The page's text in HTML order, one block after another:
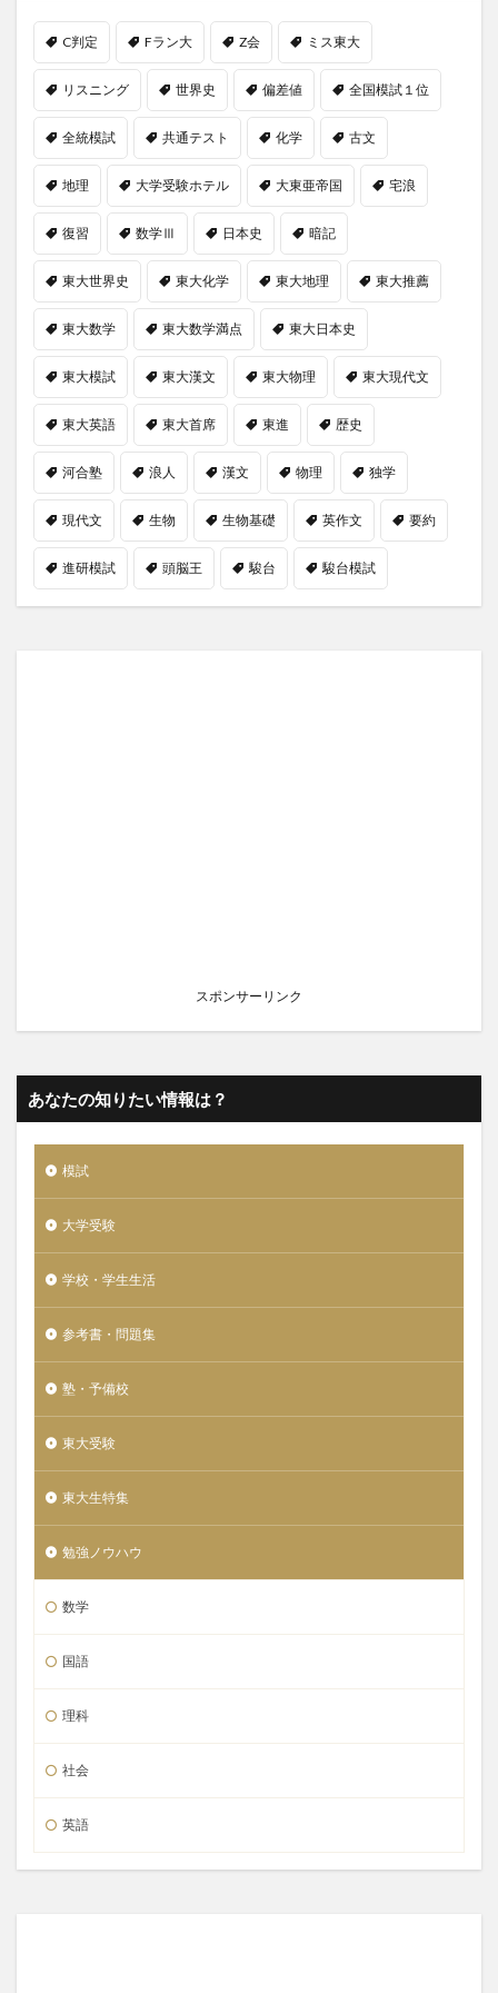
C判定 Fラン大 Z会 ミス東大
リスニング 世界史 偏差値 全国模試１位
全統模試 共通テスト 化学 古文
地理 大学受験ホテル 大東亜帝国 宅浪
復習 数学Ⅲ 日本史 暗記
東大世界史 東大化学 東大地理 東大推薦
東大数学 東大数学満点 東大日本史
東大模試 東大漢文 東大物理 東大現代文
東大英語 東大首席 東進 歴史
河合塾 浪人 漢文 物理 独学
現代文 生物 生物基礎 英作文 要約
進研模試 頭脳王 駿台 駿台模試
スポンサーリンク
あなたの知りたい情報は？
模試
大学受験
学校・学生生活
参考書・問題集
塾・予備校
東大受験
東大生特集
勉強ノウハウ
数学
国語
理科
社会
英語